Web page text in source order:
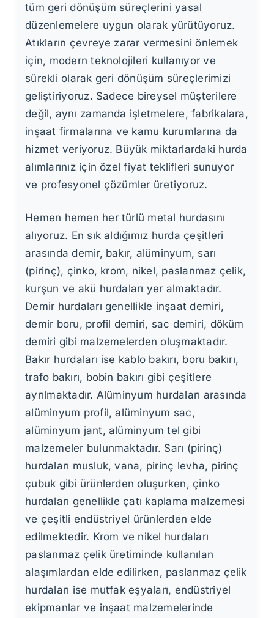
tüm geri dönüşüm süreçlerini yasal
düzenlemelere uygun olarak yürütüyoruz.
Atıkların çevreye zarar vermesini önlemek
için, modern teknolojileri kullanıyor ve
sürekli olarak geri dönüşüm süreçlerimizi
geliştiriyoruz. Sadece bireysel müşterilere
değil, aynı zamanda işletmelere, fabrikalara,
inşaat firmalarına ve kamu kurumlarına da
hizmet veriyoruz. Büyük miktarlardaki hurda
alımlarınız için özel fiyat teklifleri sunuyor
ve profesyonel çözümler üretiyoruz.
Hemen hemen her türlü metal hurdasını
alıyoruz. En sık aldığımız hurda çeşitleri
arasında demir, bakır, alüminyum, sarı
(pirinç), çinko, krom, nikel, paslanmaz çelik,
kurşun ve akü hurdaları yer almaktadır.
Demir hurdaları genellikle inşaat demiri,
demir boru, profil demiri, sac demiri, döküm
demiri gibi malzemelerden oluşmaktadır.
Bakır hurdaları ise kablo bakırı, boru bakırı,
trafo bakırı, bobin bakırı gibi çeşitlere
ayrılmaktadır. Alüminyum hurdaları arasında
alüminyum profil, alüminyum sac,
alüminyum jant, alüminyum tel gibi
malzemeler bulunmaktadır. Sarı (pirinç)
hurdaları musluk, vana, pirinç levha, pirinç
çubuk gibi ürünlerden oluşurken, çinko
hurdaları genellikle çatı kaplama malzemesi
ve çeşitli endüstriyel ürünlerden elde
edilmektedir. Krom ve nikel hurdaları
paslanmaz çelik üretiminde kullanılan
alaşımlardan elde edilirken, paslanmaz çelik
hurdaları ise mutfak eşyaları, endüstriyel
ekipmanlar ve inşaat malzemelerinde